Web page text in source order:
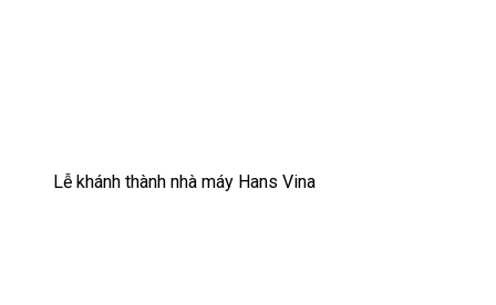
Lễ khánh thành nhà máy Hans Vina